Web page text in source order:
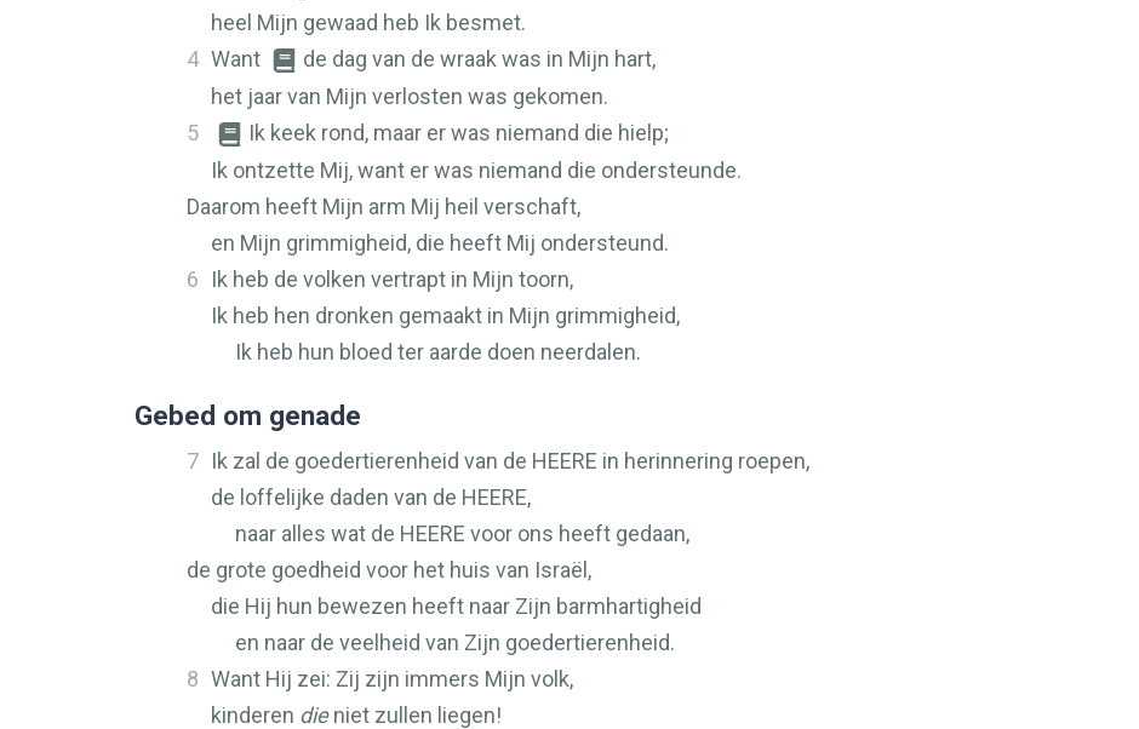
heel Mijn gewaad heb Ik besmet.
4 Want
de dag van de wraak was in Mijn hart,
het jaar van Mijn verlosten was gekomen.
5
Ik keek rond, maar er was niemand die hielp;
Ik ontzette Mij, want er was niemand die ondersteunde.
Daarom heeft Mijn arm Mij heil verschaft,
en Mijn grimmigheid, die heeft Mij ondersteund.
6
Ik heb de volken vertrapt in Mijn toorn,
Ik heb hen dronken gemaakt in Mijn grimmigheid,
Ik heb hun bloed ter aarde doen neerdalen.
Gebed om genade
7 Ik zal de goedertierenheid van de HEERE in herinnering roepen,
de loffelijke daden van de HEERE,
naar alles wat de HEERE voor ons heeft gedaan,
de grote goedheid voor het huis van Israël,
die Hij hun bewezen heeft naar Zijn barmhartigheid
en naar de veelheid van Zijn goedertierenheid.
8 Want Hij zei: Zij zijn immers Mijn volk,
kinderen dieniet zullen liegen!